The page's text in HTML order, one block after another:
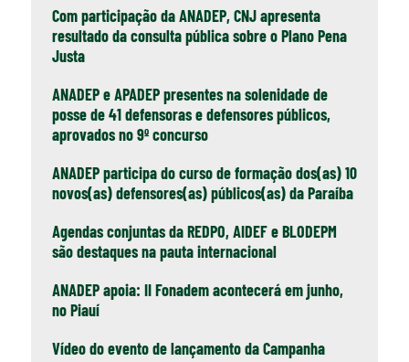
Com participação da ANADEP, CNJ apresenta
resultado da consulta pública sobre o Plano Pena
Justa
ANADEP e APADEP presentes na solenidade de
posse de 41 defensoras e defensores públicos,
aprovados no 9º concurso
ANADEP participa do curso de formação dos(as) 10
novos(as) defensores(as) públicos(as) da Paraíba
Agendas conjuntas da REDPO, AIDEF e BLODEPM
são destaques na pauta internacional
ANADEP apoia: II Fonadem acontecerá em junho,
no Piauí
Vídeo do evento de lançamento da Campanha